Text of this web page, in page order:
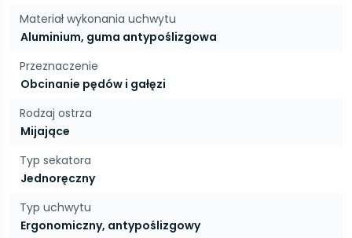
Materiał wykonania uchwytu
Aluminium, guma antypoślizgowa
Przeznaczenie
Obcinanie pędów i gałęzi
Rodzaj ostrza
Mijające
Typ sekatora
Jednoręczny
Typ uchwytu
Ergonomiczny, antypoślizgowy